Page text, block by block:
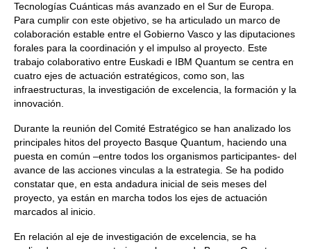
Tecnologías Cuánticas más avanzado en el Sur de Europa.
Para cumplir con este objetivo, se ha articulado un marco de
colaboración estable entre el Gobierno Vasco y las diputaciones
forales para la coordinación y el impulso al proyecto. Este
trabajo colaborativo entre Euskadi e IBM Quantum se centra en
cuatro ejes de actuación estratégicos, como son, las
infraestructuras, la investigación de excelencia, la formación y la
innovación.
Durante la reunión del Comité Estratégico se han analizado los
principales hitos del proyecto Basque Quantum, haciendo una
puesta en común –entre todos los organismos participantes- del
avance de las acciones vinculas a la estrategia. Se ha podido
constatar que, en esta andadura inicial de seis meses del
proyecto, ya están en marcha todos los ejes de actuación
marcados al inicio.
En relación al eje de investigación de excelencia, se ha